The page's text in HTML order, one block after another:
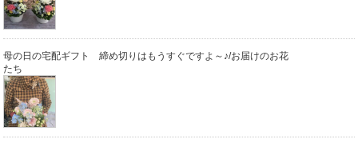
母の日の宅配ギフト 締め切りはもうすぐですよ～♪/お届けのお花
たち